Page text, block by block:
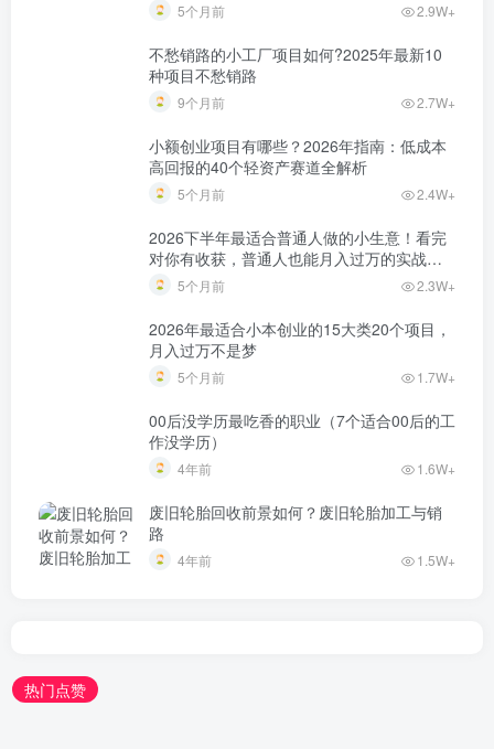
5个月前 2.9W+
不愁销路的小工厂项目如何?2025年最新10
种项目不愁销路
9个月前 2.7W+
小额创业项目有哪些？2026年指南：低成本
高回报的40个轻资产赛道全解析
5个月前 2.4W+
2026下半年最适合普通人做的小生意！看完
对你有收获，普通人也能月入过万的实战路
子
5个月前 2.3W+
2026年最适合小本创业的15大类20个项目，
月入过万不是梦
5个月前 1.7W+
00后没学历最吃香的职业（7个适合00后的工
作没学历）
4年前 1.6W+
废旧轮胎回收前景如何？废旧轮胎加工与销
路
4年前 1.5W+
热门点赞